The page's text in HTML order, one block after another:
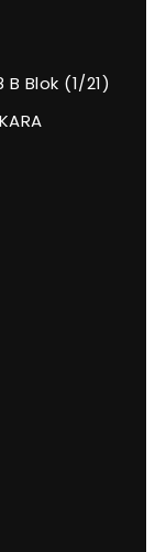
Blok (1/21)